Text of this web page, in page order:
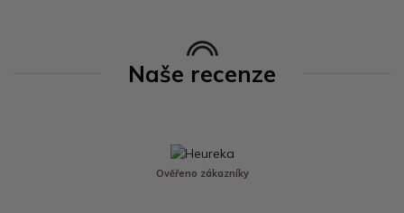
Naše recenze
Ověřeno zákazníky